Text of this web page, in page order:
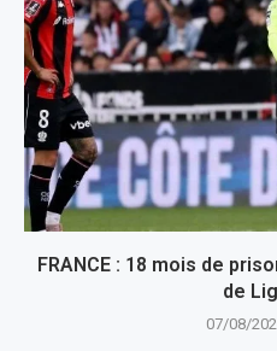
FRANCE : 18 mois de
de
07/08/